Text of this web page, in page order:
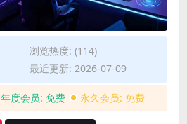
浏览热度: (114)
最近更新: 2026-07-09
年度会员: 免费 永久会员: 免费